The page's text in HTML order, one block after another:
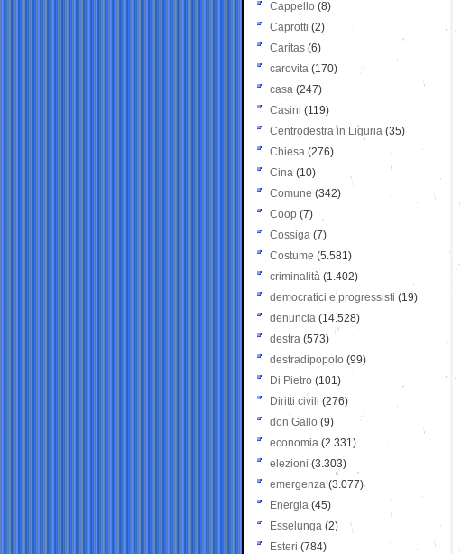
Cappello (8)
Caprotti (2)
Caritas (6)
carovita (170)
casa (247)
Casini (119)
Centrodestra in Liguria (35)
Chiesa (276)
Cina (10)
Comune (342)
Coop (7)
Cossiga (7)
Costume (5.581)
criminalità (1.402)
democratici e progressisti (19)
denuncia (14.528)
destra (573)
destradipopolo (99)
Di Pietro (101)
Diritti civili (276)
don Gallo (9)
economia (2.331)
elezioni (3.303)
emergenza (3.077)
Energia (45)
Esselunga (2)
Esteri (784)